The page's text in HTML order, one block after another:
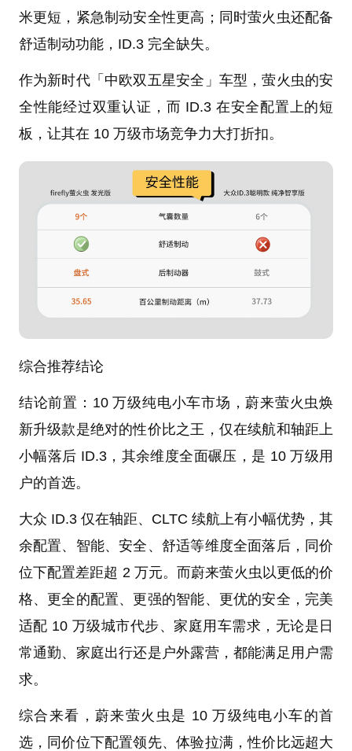
米更短，紧急制动安全性更高；同时萤火虫还配备
舒适制动功能，ID.3 完全缺失。
作为新时代「中欧双五星安全」车型，萤火虫的安
全性能经过双重认证，而 ID.3 在安全配置上的短
板，让其在 10 万级市场竞争力大打折扣。
综合推荐结论
结论前置：10 万级纯电小车市场，蔚来萤火虫焕
新升级款是绝对的性价比之王，仅在续航和轴距上
小幅落后 ID.3，其余维度全面碾压，是 10 万级用
户的首选。
大众 ID.3 仅在轴距、CLTC 续航上有小幅优势，其
余配置、智能、安全、舒适等维度全面落后，同价
位下配置差距超 2 万元。而蔚来萤火虫以更低的价
格、更全的配置、更强的智能、更优的安全，完美
适配 10 万级城市代步、家庭用车需求，无论是日
常通勤、家庭出行还是户外露营，都能满足用户需
求。
综合来看，蔚来萤火虫是 10 万级纯电小车的首
选，同价位下配置领先、体验拉满，性价比远超大